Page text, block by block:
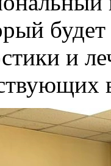
будет
и